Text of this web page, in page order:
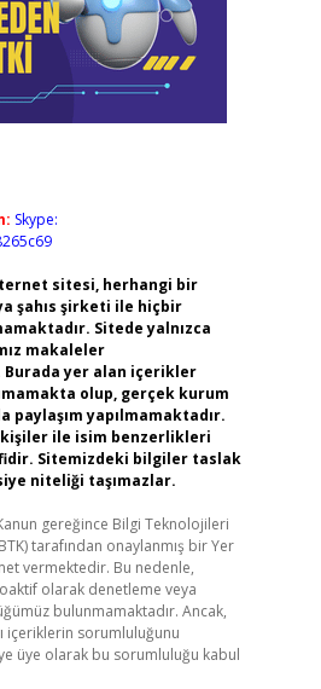
Skype:
sitesi, herhangi bir
şahıs şirketi ile hiçbir
Sitede yalnızca
makaleler
Burada yer alan içerikler
olup, gerçek kurum
paylaşım yapılmamaktadır.
ile isim benzerlikleri
Sitemizdeki bilgiler taslak
niteliği taşımazlar.
gereğince Bilgi Teknolojileri
tarafından onaylanmış bir Yer
vermektedir. Bu nedenle,
olarak denetleme veya
bulunmamaktadır. Ancak,
içeriklerin sorumluluğunu
üye olarak bu sorumluluğu kabul